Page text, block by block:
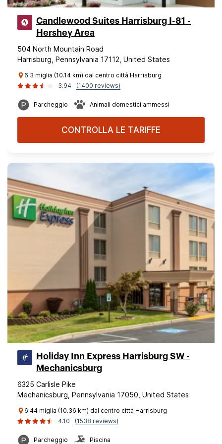
Candlewood Suites Harrisburg I-81 -
Hershey Area
504 North Mountain Road
Harrisburg, Pennsylvania 17112, United States
6.3 miglia (10.14 km) dal centro città Harrisburg
3.94
(1400 reviews)
Parcheggio Animali domestici ammessi
CONTROLLA LE TARIFFE
Holiday Inn Express Harrisburg SW -
Mechanicsburg
6325 Carlisle Pike
Mechanicsburg, Pennsylvania 17050, United States
6.44 miglia (10.36 km) dal centro città Harrisburg
4.10
(1538 reviews)
Parcheggio Piscina